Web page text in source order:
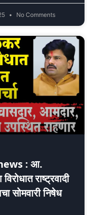
No Comments
: आ.
राष्ट्रवादी
सोमवारी निषेध